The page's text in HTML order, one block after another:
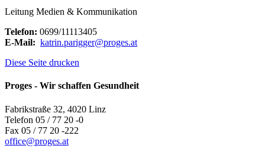
Leitung Medien & Kommunikation
Telefon: 0699/11113405
E-Mail: katrin.parigger@proges.at
Diese Seite drucken
Proges - Wir schaffen Gesundheit
Fabrikstraße 32, 4020 Linz
Telefon 05 / 77 20 -0
Fax 05 / 77 20 -222
office@proges.at